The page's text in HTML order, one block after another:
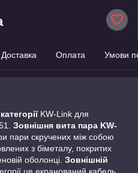
Доставка Оплата Умови
KW-Link для
Зовнішня вита пара KW-
пари скручених між собою
з біметалу, покритих
оболонці. Зовнішній
це екранований кабель,